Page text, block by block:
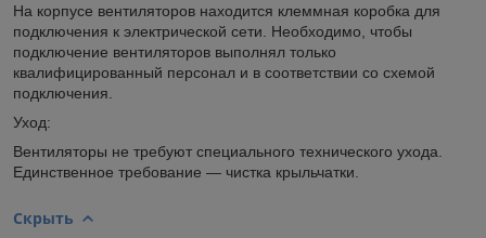
На корпусе вентиляторов находится клеммная коробка для
подключения к электрической сети. Необходимо, чтобы
подключение вентиляторов выполнял только
квалифицированный персонал и в соответствии со схемой
подключения.
Уход:
Вентиляторы не требуют специального технического ухода.
Единственное требование — чистка крыльчатки.
Скрыть